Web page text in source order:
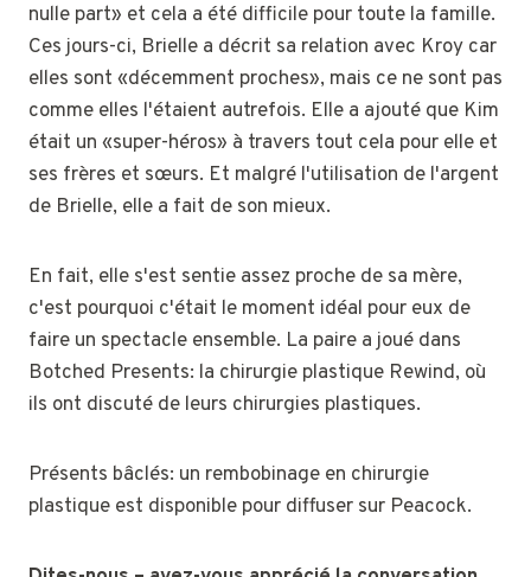
nulle part» et cela a été difficile pour toute la famille.
Ces jours-ci, Brielle a décrit sa relation avec Kroy car
elles sont «décemment proches», mais ce ne sont pas
comme elles l'étaient autrefois. Elle a ajouté que Kim
était un «super-héros» à travers tout cela pour elle et
ses frères et sœurs. Et malgré l'utilisation de l'argent
de Brielle, elle a fait de son mieux.
En fait, elle s'est sentie assez proche de sa mère,
c'est pourquoi c'était le moment idéal pour eux de
faire un spectacle ensemble. La paire a joué dans
Botched Presents: la chirurgie plastique Rewind, où
ils ont discuté de leurs chirurgies plastiques.
Présents bâclés: un rembobinage en chirurgie
plastique est disponible pour diffuser sur Peacock.